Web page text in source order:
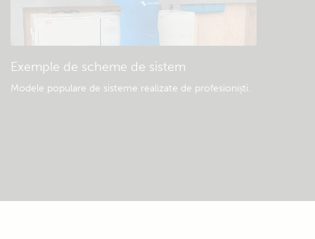
Exemple de scheme de sistem
Modele populare de sisteme realizate de profesioniști.